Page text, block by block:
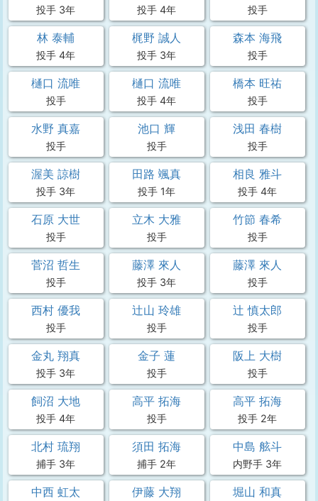
投手 3年 投手 4年 投手
林 泰輔
投手 4年
梶野 誠人
投手 3年
森本 海飛
投手
樋口 流唯
投手
樋口 流唯
投手 4年
橋本 旺祐
投手
水野 真嘉
投手
池口 輝
投手
浅田 春樹
投手
渥美 諒樹
投手 3年
田路 颯真
投手 1年
相良 雅斗
投手 4年
石原 大世
投手
立木 大雅
投手
竹節 春希
投手
菅沼 哲生
投手
藤澤 來人
投手 3年
藤澤 來人
投手
西村 優我
投手
辻山 玲雄
投手
辻 慎太郎
投手
金丸 翔真
投手 3年
金子 蓮
投手
阪上 大樹
投手
飼沼 大地
投手 4年
高平 拓海
投手
高平 拓海
投手 2年
北村 琉翔
捕手 3年
須田 拓海
捕手 2年
中島 舷斗
内野手 3年
中西 虹太 伊藤 大翔 堀山 和真